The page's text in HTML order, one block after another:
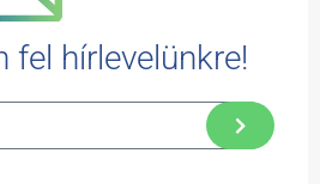
fel hírlevelünkre!